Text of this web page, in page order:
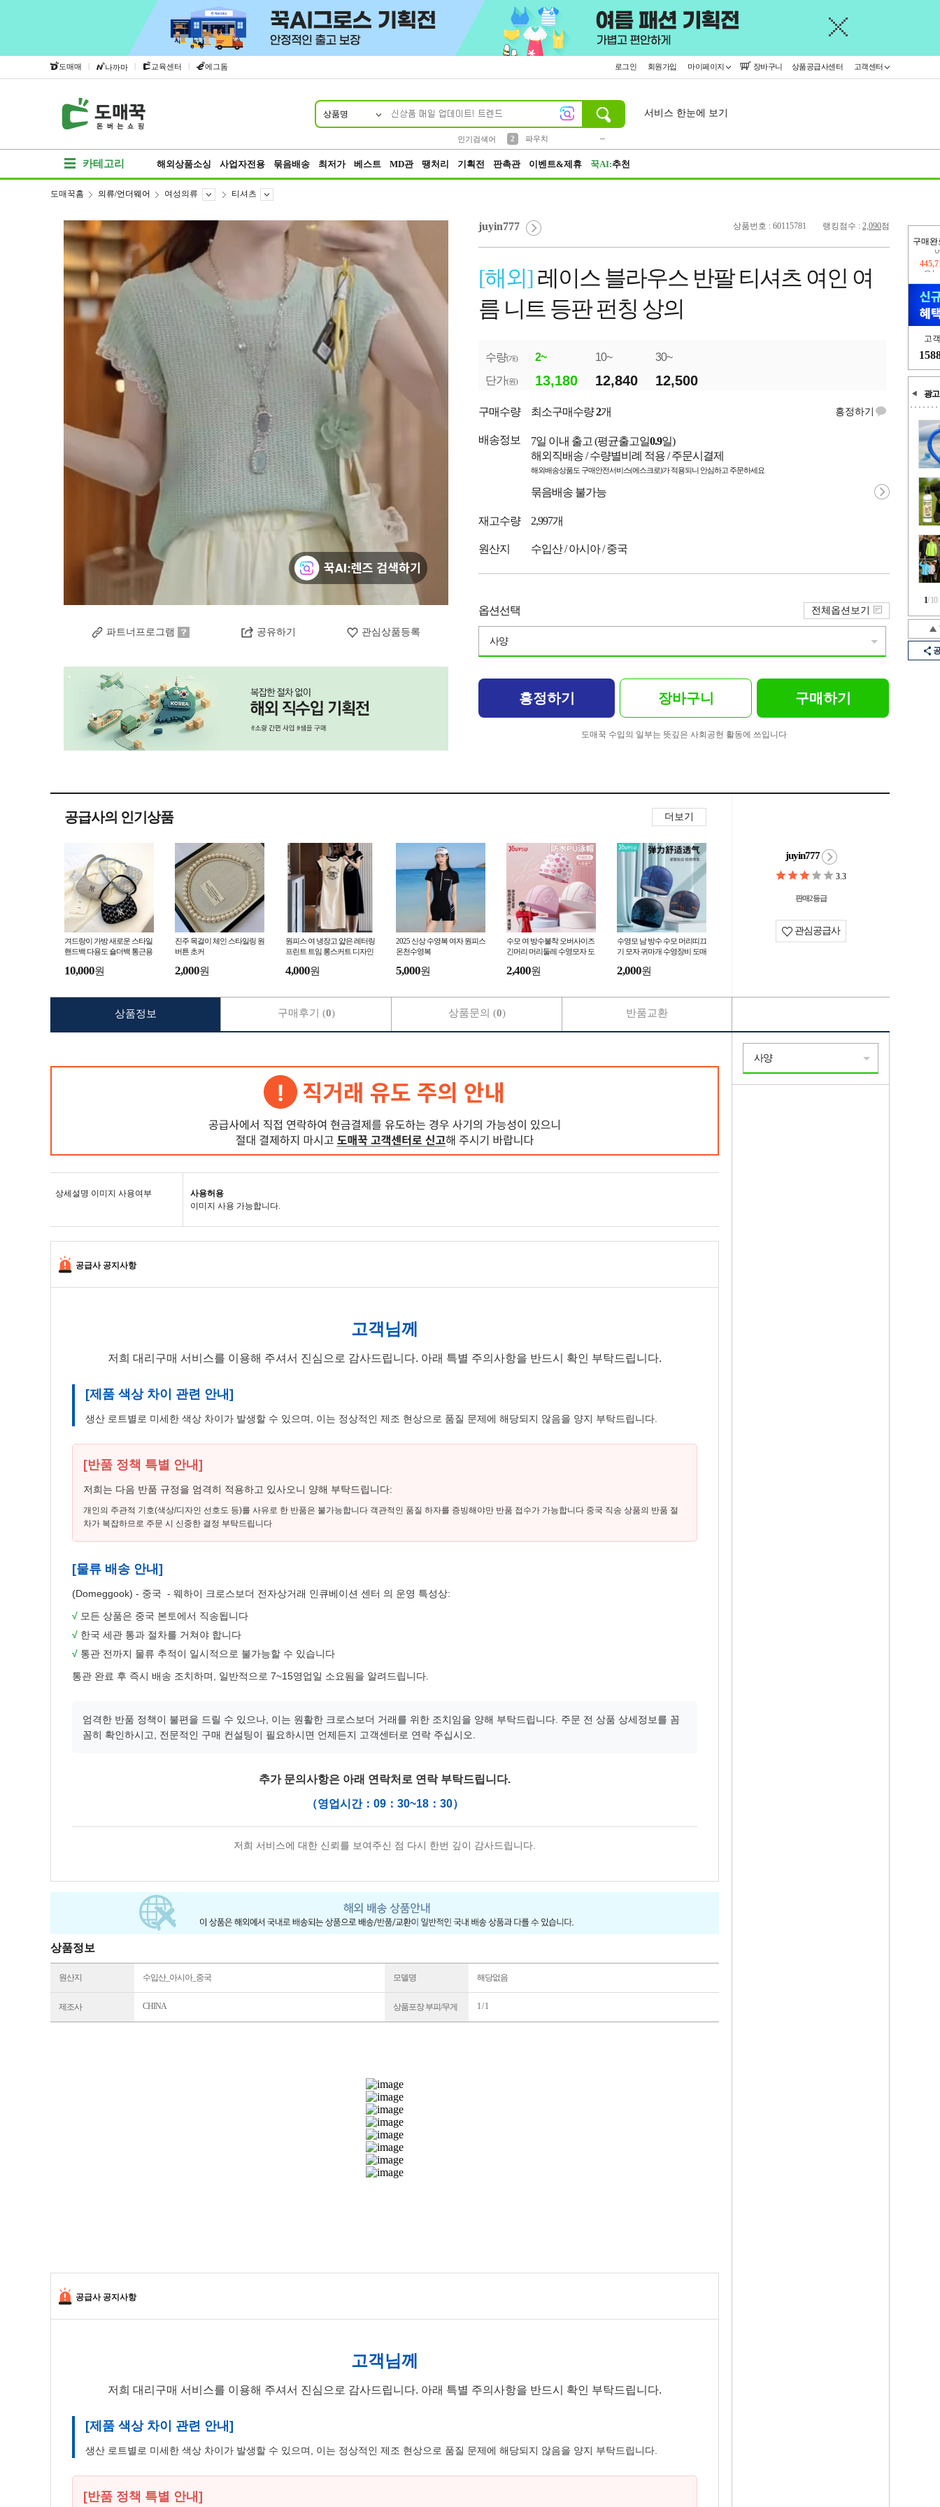
도매매 | 나까마 | 교육센터 | 에그돔 로그인 회원가입 마이페이지 장바구니 상품공급사센터 고객센터
상품명
인기검색어
2
파우치
서비스 한눈에 보기
카테고리 해외상품소싱 사업자전용 묶음배송 최저가 베스트 MD관 땡처리 기획전 판촉관 이벤트&제휴 꾹AI:추천
구매완
오
고
광고
1/10
도매꾹홈 의류/언더웨어 여성의류 티셔츠
파트너프로그램 공유하기 관심상품등록
상품번호 : 60115781 랭킹점수 : 2,090점
juyin777
[해외]레이스 블라우스 반팔 티셔츠 여인 여
름 니트 등판 펀칭 상의
수량(개) 2~ 10~
30~
단가(원) 13,180 12,840 12,500
구매수량 최소구매수량2개 흥정하기
배송정보 7일 이내 출고 (평균출고일0.9일)
해외직배송 / 수량별비례 적용 / 주문시결제
해외배송상품도 구매안전서비스(에스크로)가 적용되니 안심하고 주문하세요
묶음배송 불가능
재고수량 2,997개
원산지 수입산 / 아시아 / 중국
옵션선택
사양
전체옵션보기
흥정하기 장바구니 구매하기
도매꾹 수입의 일부는 뜻깊은 사회공헌 활동에 쓰입니다
공급사의 인기상품 더보기
겨드랑이 가방 새로운 스타일
핸드백 다용도 숄더백 통근용
10,000원
진주 목걸이 체인 스타일링 원
버튼 초커
2,000원
원피스 여 냉장고 얇은 레터링
프린트 트임 롱스커트 디자인
4,000원
2025 신상 수영복 여자 원피스
온천수영복
5,000원
수모 여 방수불착 오버사이즈
긴머리 머리둘레 수영모자 도
2,400원
수영모 남 방수 수모 머리띠끄
기 모자 귀마개 수영장비 도매
2,000원
juyin777
3.3
판매2등급
관심공급사
상세설명 이미지 사용여부
사용허용
이미지 사용 가능합니다.
공급사 공지사항
고객님께
저희 대리구매 서비스를 이용해 주셔서 진심으로 감사드립니다. 아래 특별 주의사항을 반드시 확인 부탁드립니다.
[제품 색상 차이 관련 안내]
생산 로트별로 미세한 색상 차이가 발생할 수 있으며, 이는 정상적인 제조 현상으로 품질 문제에 해당되지 않음을 양지 부탁드립니다.
[반품 정책 특별 안내]
저희는 다음 반품 규정을 엄격히 적용하고 있사오니 양해 부탁드립니다:
개인의 주관적 기호(색상/디자인 선호도 등)를 사유로 한 반품은 불가능합니다 객관적인 품질 하자를 증빙해야만 반품 접수가 가능합니다 중국 직송 상품의 반품 절
차가 복잡하므로 주문 시 신중한 결정 부탁드립니다
[물류 배송 안내]
(Domeggook) - 중국  - 웨하이 크로스보더 전자상거래 인큐베이션 센터 의 운영 특성상:
√ 모든 상품은 중국 본토에서 직송됩니다
√ 한국 세관 통과 절차를 거쳐야 합니다
√ 통관 전까지 물류 추적이 일시적으로 불가능할 수 있습니다
통관 완료 후 즉시 배송 조치하며, 일반적으로 7~15영업일 소요됨을 알려드립니다.
엄격한 반품 정책이 불편을 드릴 수 있으나, 이는 원활한 크로스보더 거래를 위한 조치임을 양해 부탁드립니다. 주문 전 상품 상세정보를 꼼
꼼히 확인하시고, 전문적인 구매 컨설팅이 필요하시면 언제든지 고객센터로 연락 주십시오.
추가 문의사항은 아래 연락처로 연락 부탁드립니다.
（영업시간：09：30~18：30）
저희 서비스에 대한 신뢰를 보여주신 점 다시 한번 깊이 감사드립니다.
상품정보
원산지 수입산_아시아_중국 모델명 해당없음
제조사 CHINA 상품포장 부피/무게 1 / 1
공급사 공지사항
고객님께
저희 대리구매 서비스를 이용해 주셔서 진심으로 감사드립니다. 아래 특별 주의사항을 반드시 확인 부탁드립니다.
[제품 색상 차이 관련 안내]
생산 로트별로 미세한 색상 차이가 발생할 수 있으며, 이는 정상적인 제조 현상으로 품질 문제에 해당되지 않음을 양지 부탁드립니다.
[반품 정책 특별 안내]
상품정보 구매후기 (0) 상품문의 (0) 반품교환
사양